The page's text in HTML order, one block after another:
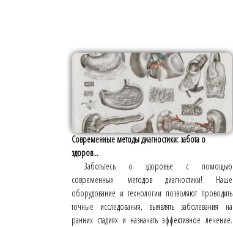
Современные методы диагностики: забота о
здоров...
Заботьтесь о здоровье с помощью
современных методов диагностики! Наше
оборудование и технологии позволяют проводить
точные исследования, выявлять заболевания на
ранних стадиях и назначать эффективное лечение.